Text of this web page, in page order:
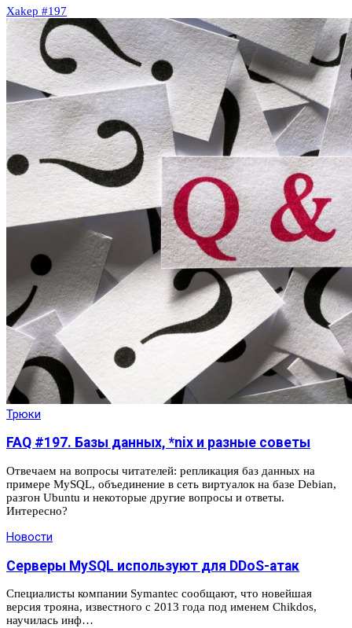
Xakep #197
Трюки
FAQ #197. Базы данных, *nix и разные советы
Отвечаем на вопросы читателей: репликация баз данных на
примере MySQL, объединение в сеть виртуалок на базе Debian,
разгон Ubuntu и некоторые другие вопросы и ответы.
Интересно?
Новости
Серверы MySQL используют для DDoS-атак
Специалисты компании Symantec сообщают, что новейшая
версия трояна, известного с 2013 года под именем Chikdos,
научилась инф…